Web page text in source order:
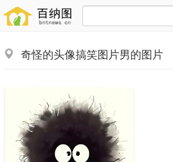
奇怪的头像搞笑图片男的图片